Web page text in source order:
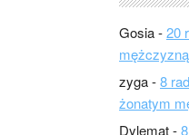
Gosia-20
mężczyzną
zyga-8
żonatym
Dylemat-